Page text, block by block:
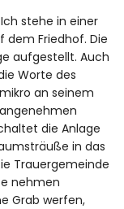
stehe in einer
dem Friedhof. Die
aufgestellt. Auch
Worte des
an seinem
die Anlage
in das
Trauergemeinde
nehmen
Grab werfen,